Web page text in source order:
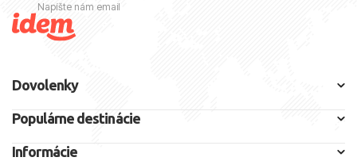
Napíšte nám email
Dovolenky
Populárne destinácie
Informácie